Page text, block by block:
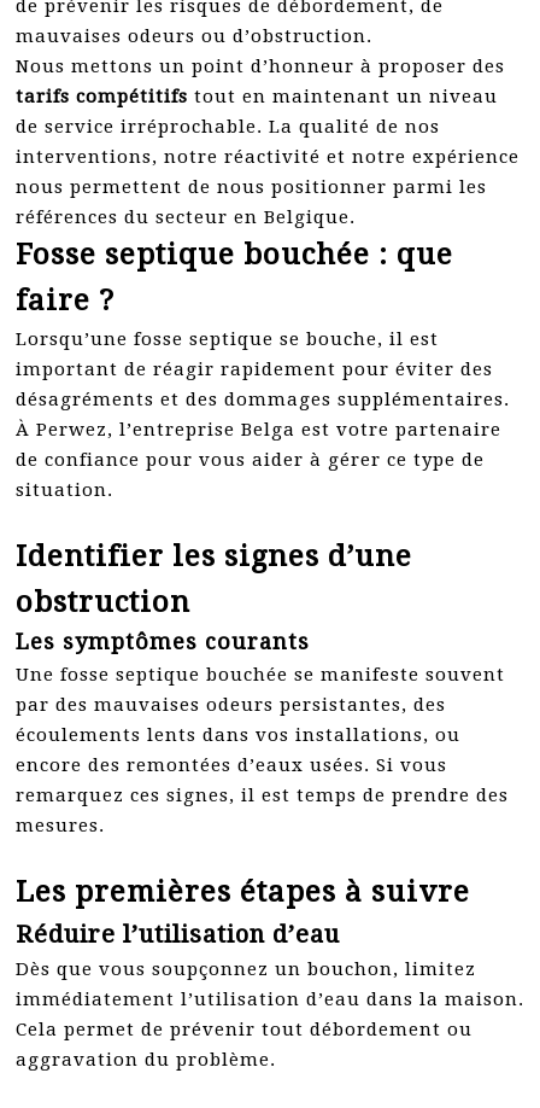
de prévenir les risques de débordement, de
mauvaises odeurs ou d’obstruction.
Nous mettons un point d’honneur à proposer des
tarifs compétitifs tout en maintenant un niveau
de service irréprochable. La qualité de nos
interventions, notre réactivité et notre expérience
nous permettent de nous positionner parmi les
références du secteur en Belgique.
Fosse septique bouchée : que
faire ?
Lorsqu’une fosse septique se bouche, il est
important de réagir rapidement pour éviter des
désagréments et des dommages supplémentaires.
À Perwez, l’entreprise Belga est votre partenaire
de confiance pour vous aider à gérer ce type de
situation.
Identifier les signes d’une
obstruction
Les symptômes courants
Une fosse septique bouchée se manifeste souvent
par des mauvaises odeurs persistantes, des
écoulements lents dans vos installations, ou
encore des remontées d’eaux usées. Si vous
remarquez ces signes, il est temps de prendre des
mesures.
Les premières étapes à suivre
Réduire l’utilisation d’eau
Dès que vous soupçonnez un bouchon, limitez
immédiatement l’utilisation d’eau dans la maison.
Cela permet de prévenir tout débordement ou
aggravation du problème.